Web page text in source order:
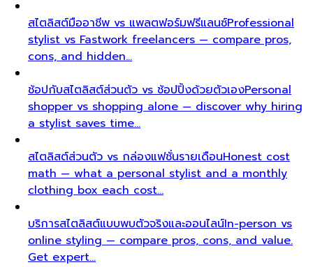
สไตลิสต์มืออาชีพ vs แพลตฟอร์มฟรีแลนซ์Professional
stylist vs Fastwork freelancers — compare pros,
cons, and hidden…
ช้อปกับสไตลิสต์ส่วนตัว vs ช้อปปิ้งด้วยตัวเองPersonal
shopper vs shopping alone — discover why hiring
a stylist saves time…
สไตลิสต์ส่วนตัว vs กล่องแฟชั่นรายเดือนHonest cost
math — what a personal stylist and a monthly
clothing box each cost…
บริการสไตลิสต์แบบพบตัวจริงและออนไลน์In-person vs
online styling — compare pros, cons, and value.
Get expert…